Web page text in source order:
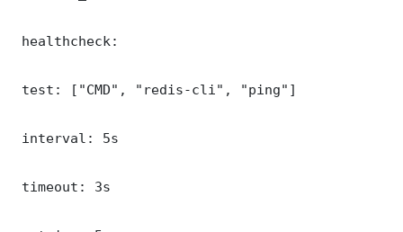
healthcheck:
test: ["CMD", "redis-cli", "ping"]
interval: 5s
timeout: 3s